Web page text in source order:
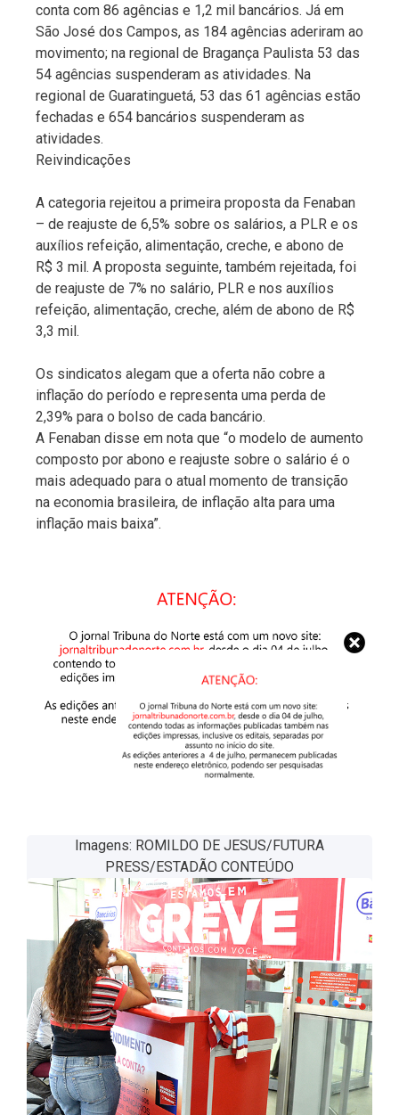
conta com 86 agências e 1,2 mil bancários. Já em
São José dos Campos, as 184 agências aderiram ao
movimento; na regional de Bragança Paulista 53 das
54 agências suspenderam as atividades. Na
regional de Guaratinguetá, 53 das 61 agências estão
fechadas e 654 bancários suspenderam as
atividades.
Reivindicações
A categoria rejeitou a primeira proposta da Fenaban
– de reajuste de 6,5% sobre os salários, a PLR e os
auxílios refeição, alimentação, creche, e abono de
R$ 3 mil. A proposta seguinte, também rejeitada, foi
de reajuste de 7% no salário, PLR e nos auxílios
refeição, alimentação, creche, além de abono de R$
3,3 mil.
Os sindicatos alegam que a oferta não cobre a
inflação do período e representa uma perda de
2,39% para o bolso de cada bancário.
A Fenaban disse em nota que “o modelo de aumento
composto por abono e reajuste sobre o salário é o
mais adequado para o atual momento de transição
na economia brasileira, de inflação alta para uma
inflação mais baixa”.
Imagens: ROMILDO DE JESUS/FUTURA
PRESS/ESTADÃO CONTEÚDO